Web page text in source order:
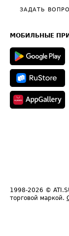
Общие положения
Полезное по
Техническая
ЗАДАТЬ
МОБИЛЬНЫЕ
1998-2026 ©
торговой маркой.